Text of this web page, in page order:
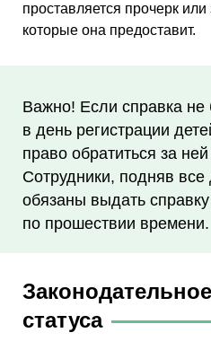
проставляется прочерк
которые она предоставит.
Важно! Если справка
в день регистрации
право обратиться за
Сотрудники, подняв все
обязаны выдать
по прошествии времени.
статуса